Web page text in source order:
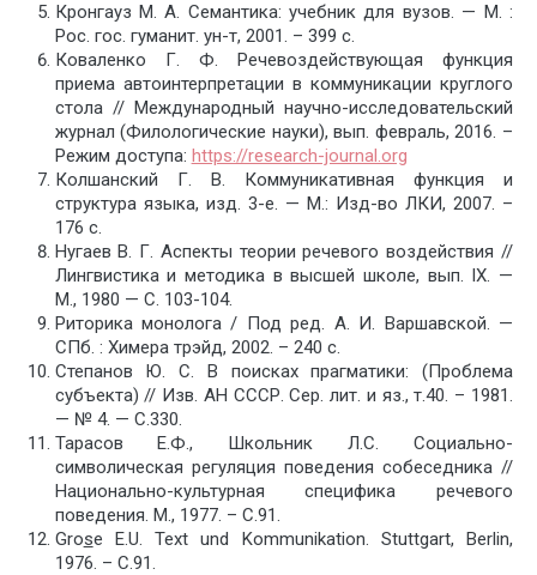
Кронгауз М. А. Семантика: учебник для вузов. — М. :
Рос. гос. гуманит. ун-т, 2001. – 399 с.
Коваленко Г. Ф. Речевоздействующая функция
приема автоинтерпретации в коммуникации круглого
стола // Международный научно-исследовательский
журнал (Филологические науки), вып. февраль, 2016. –
Режим доступа: https://research-journal.org
Колшанский Г. В. Коммуникативная функция и
структура языка, изд. 3-е. — М.: Изд-во ЛКИ, 2007. –
176 с.
Нугаев В. Г. Аспекты теории речевого воздействия //
Лингвистика и методика в высшей школе, вып. IX. —
М., 1980 — С. 103-104.
Риторика монолога / Под ред. А. И. Варшавской. —
СПб. : Химера трэйд, 2002. – 240 с.
Степанов Ю. С. В поисках прагматики: (Проблема
субъекта) // Изв. АН СССР. Сер. лит. и яз., т.40. – 1981.
— № 4. — С.330.
Тарасов Е.Ф., Школьник Л.С. Социально-
символическая регуляция поведения собеседника //
Национально-культурная специфика речевого
поведения. М., 1977. – С.91.
Grose E.U. Text und Kommunikation. Stuttgart, Berlin,
1976. – С.91.